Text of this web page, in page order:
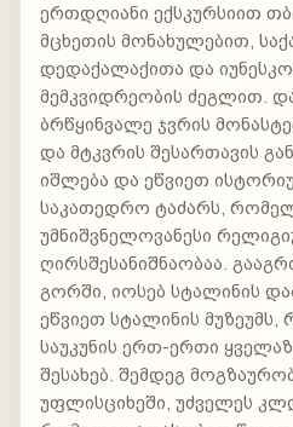
ერთდღიანი ექსკურსიით
მცხეთის მონახულებით,
დედაქალაქითა და
მემკვიდრეობის ძეგლით.
ბრწყინვალე ჯვრის
და მტკვრის შესართავის
იშლება და ეწვიეთ
საკათედრო ტაძარს,
უმნიშვნელოვანესი
ღირსშესანიშნაობაა.
გორში, იოსებ სტალინის
ეწვიეთ სტალინის
საუკუნის ერთ-ერთი
შესახებ. შემდეგ
უფლისციხეში, უძველეს
ᲰᲙᲘᲗᲮᲔ AI-Ს